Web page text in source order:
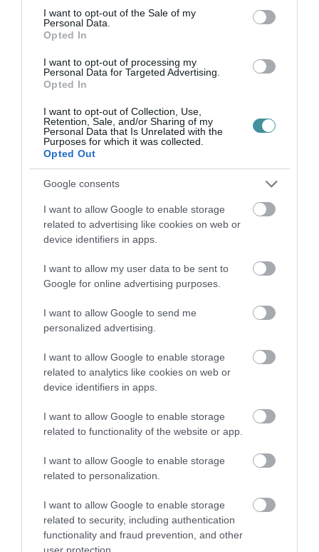
consent section.
I want to opt-out of the Sale of my
Personal Data.
Opted In
I want to opt-out of processing my
Personal Data for Targeted Advertising.
Opted In
I want to opt-out of Collection, Use,
Retention, Sale, and/or Sharing of my
Personal Data that Is Unrelated with the
Purposes for which it was collected.
Opted Out
Google consents
I want to allow Google to enable storage
related to advertising like cookies on web or
device identifiers in apps.
I want to allow my user data to be sent to
Google for online advertising purposes.
I want to allow Google to send me
personalized advertising.
I want to allow Google to enable storage
related to analytics like cookies on web or
device identifiers in apps.
I want to allow Google to enable storage
related to functionality of the website or app.
I want to allow Google to enable storage
related to personalization.
I want to allow Google to enable storage
related to security, including authentication
functionality and fraud prevention, and other
user protection.
ellenére sem javítják ki.
Emellett új, köztes szankciókat vezethetnek
be, valamint módosulhatnak a vádkorrekciós
Szoros határidők
A miniszter szerint a jogalkotás felgyorsított
ütemben zajlik, mivel a kapcsolódó vállalások
teljesítéséhez augusztus 31-ig minden érintett
A törvényalkotási bizottság már a héten több
tucat módosító javaslatot tárgyal, amelyek
elkészítésekor figyelembe vették a civil
szervezetekkel és szakmai szereplőkkel
folytatott egyeztetések tapasztalatait.
A most bejelentett változások egyszerre érintik
a nemzetbiztonsági és rendvédelmi rendszert,
valamint több olyan gazdasági területet,
amelyek az elmúlt években rendszeresen a
közéleti viták középpontjában álltak.
indexkép: MTI, Bruzák Noémi